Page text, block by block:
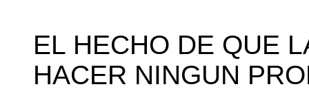
EL HECHO DE QUE
HACER NINGUN